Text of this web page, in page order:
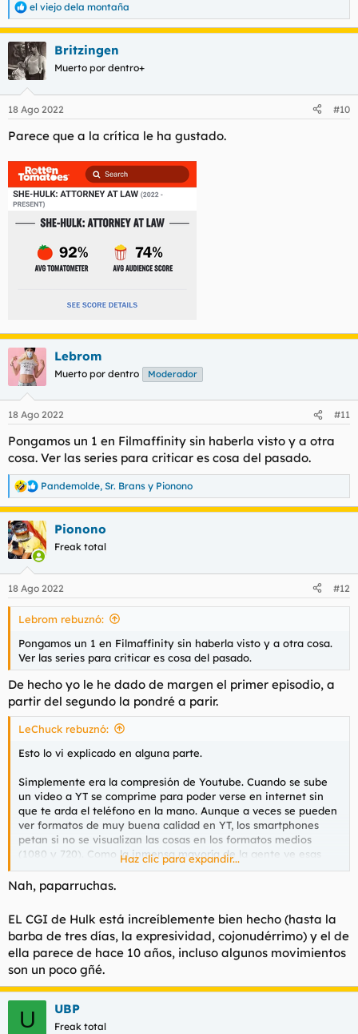
R
e
a
c
c
i
e
:
el viejo dela montaña
Britzingen
Muerto por dentro+
18 Ago 2022 #10
Parece que a la crítica le ha gustado.
Lebrom
Muerto por dentro Moderador
18 Ago 2022 #11
Pongamos un 1 en Filmaffinity sin haberla visto y a otra
cosa. Ver las series para criticar es cosa del pasado.
R
e
a
c
c
i
e
s
Pandemolde, Sr. Brans y Pionono
Pionono
Freak total
18 Ago 2022 #12
Lebrom rebuznó:
Pongamos un 1 en Filmaffinity sin haberla visto y a otra cosa.
Ver las series para criticar es cosa del pasado.
De hecho yo le he dado de margen el primer episodio, a
partir del segundo la pondré a parir.
LeChuck rebuznó:
Esto lo vi explicado en alguna parte.
Simplemente era la compresión de Youtube. Cuando se sube
un video a YT se comprime para poder verse en internet sin
que te arda el teléfono en la mano. Aunque a veces se pueden
ver formatos de muy buena calidad en YT, los smartphones
petan si no se visualizan las cosas en los formatos medios
(1080 y 720). Como la inmensa mayoría de la gente ve esas
cosas en Youtube, todo el mundo se pensó que lo que emitía su
teléfono o tablet era el producto final, y por eso hubo
muchísimas críticas a los FX del trailer.
Pero no los arreglaron a posteriori, simplemente los FX eran
más que decentes y se podía comprobar si se veía el trailer
original sin compresión. Por ejemplo en YT los poros de la piel
desaparecían y lo único que se veía era una piel plana y
plasticosa. Sin embargo viendo el trailer sin compresión se
notaban toda una serie de detalles faciales nuevos que hacían
la cara de la tipa esta muy similar en calidad al Hulk de los
Vengadores.
Haz clic para expandir...
Nah, paparruchas.
EL CGI de Hulk está increíblemente bien hecho (hasta la
barba de tres días, la expresividad, cojonudérrimo) y el de
ella parece de hace 10 años, incluso algunos movimientos
son un poco gñé.
U UBP
Freak total